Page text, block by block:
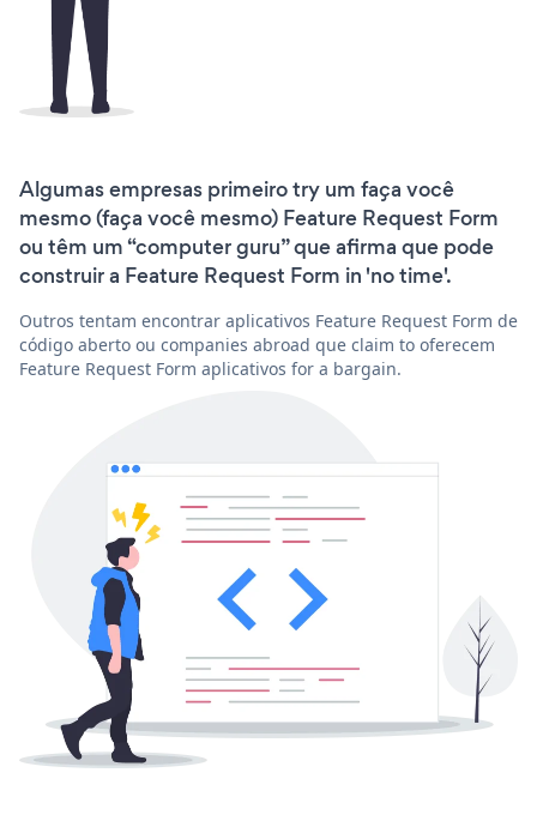
Algumas empresas primeiro try um faça você
mesmo (faça você mesmo) Feature Request Form
ou têm um “computer guru” que afirma que pode
construir a Feature Request Form in 'no time'.
Outros tentam encontrar aplicativos Feature Request Form de
código aberto ou companies abroad que claim to oferecem
Feature Request Form aplicativos for a bargain.